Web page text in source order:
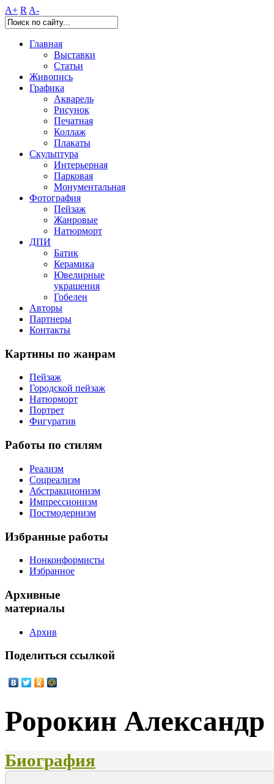
A+ R A-
Главная
Выставки
Статьи
Живопись
Графика
Акварель
Рисунок
Печатная
Коллаж
Плакаты
Скульптура
Интерьерная
Парковая
Монументальная
Фотография
Пейзаж
Жанровые
Натюрморт
ДПИ
Батик
Керамика
Ювелирные
украшения
Гобелен
Авторы
Партнеры
Контакты
Картины по жанрам
Пейзаж
Городской пейзаж
Натюрморт
Портрет
Фигуратив
Работы по стилям
Реализм
Соцреализм
Абстракционизм
Импрессионизм
Постмодернизм
Избранные работы
Нонконформисты
Избранное
Архивные
материалы
Архив
Поделиться ссылкой
Ророкин Александр
Биография